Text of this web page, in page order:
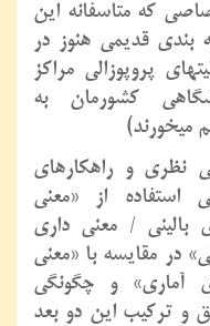
که متاسفانه این
بندی قدیمی هنوز در
پروپوزالی مراکز
کشورمان به
میخورند)
نظری و راهکارهای
استفاده از «معنی
بالینی / معنی داری
در مقایسه با «معنی
آماری» و چگونگی
و ترکیب این دو بعد